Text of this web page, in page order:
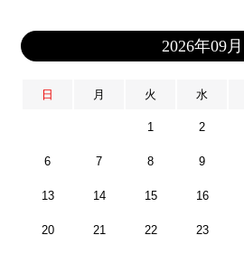
2026年09月
日 月 火 水
1 2
6 7 8 9
13 14 15 16
20 21 22 23